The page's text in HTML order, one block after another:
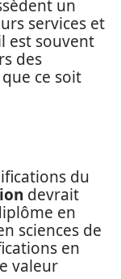
un
services et
est souvent
des
ce soit
du
devrait
en
sciences de
en
valeur